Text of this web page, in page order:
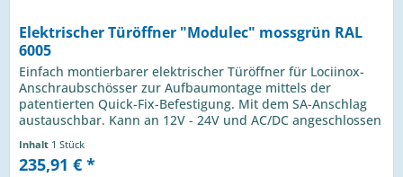
Elektrischer Türöffner "Modulec" mossgrün RAL
6005
Einfach montierbarer elektrischer Türöffner für Lociinox-
Anschraubschösser zur Aufbaumontage mittels der
patentierten Quick-Fix-Befestigung. Mit dem SA-Anschlag
austauschbar. Kann an 12V - 24V und AC/DC angeschlossen
Inhalt 1 Stück
235,91 € *